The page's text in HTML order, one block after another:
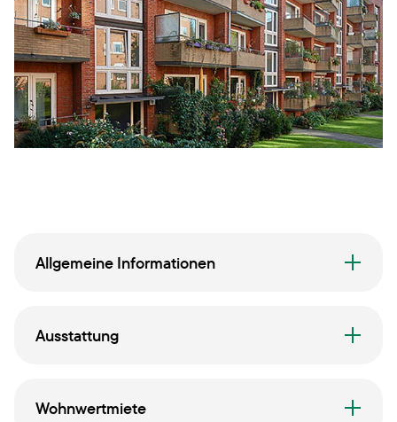
Allgemeine Informationen
Ausstattung
Wohnwertmiete